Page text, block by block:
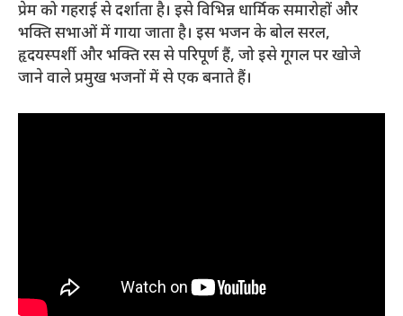
प्रेम को गहराई से दर्शाता है। इसे विभिन्न धार्मिक समारोहों और
भक्ति सभाओं में गाया जाता है। इस भजन के बोल सरल,
हृदयस्पर्शी और भक्ति रस से परिपूर्ण हैं, जो इसे गूगल पर खोजे
जाने वाले प्रमुख भजनों में से एक बनाते हैं।